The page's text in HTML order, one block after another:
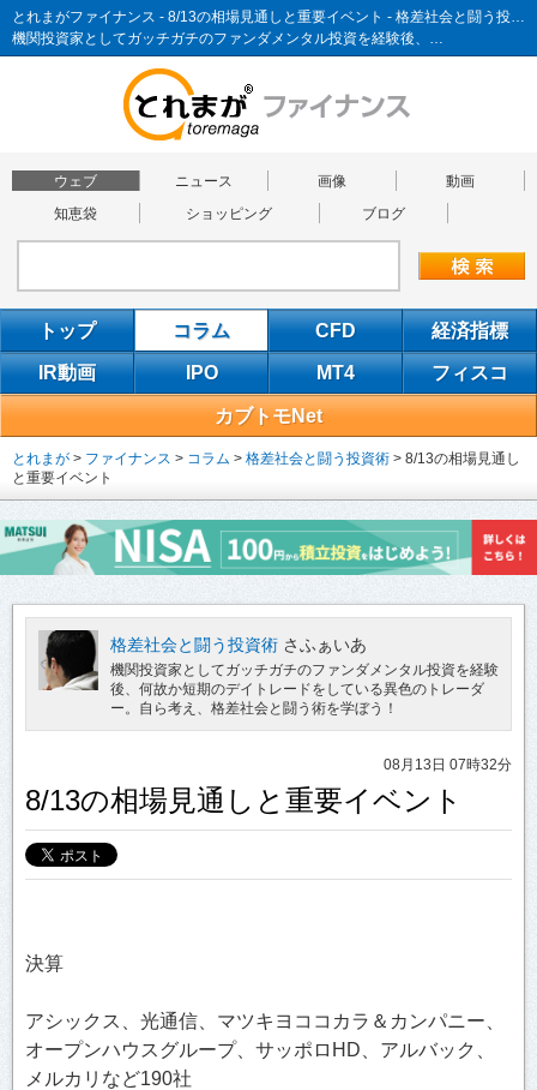
とれまがファイナンス - 8/13の相場見通しと重要イベント - 格差社会と闘う投資術
機関投資家としてガッチガチのファンダメンタル投資を経験後、…
ウェブ ニュース 画像
動画
知恵袋
ショッピング ブログ
トップ コラム CFD 経済指標
IR動画 IPO MT4 フィスコ
カブトモNet
とれまが > ファイナンス > コラム > 格差社会と闘う投資術 > 8/13の相場見通し
と重要イベント
格差社会と闘う投資術 さふぁいあ
機関投資家としてガッチガチのファンダメンタル投資を経験
後、何故か短期のデイトレードをしている異色のトレーダ
ー。自ら考え、格差社会と闘う術を学ぼう！
08月13日 07時32分
8/13の相場見通しと重要イベント
決算
アシックス、光通信、マツキヨココカラ＆カンパニー、
オープンハウスグループ、サッポロHD、アルバック、
メルカリなど190社